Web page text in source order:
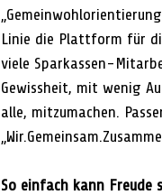
Linie die Plattform für
viele Sparkassen-
Gewissheit, mit wenig
alle, mitzumachen.
So einfach kann Freude